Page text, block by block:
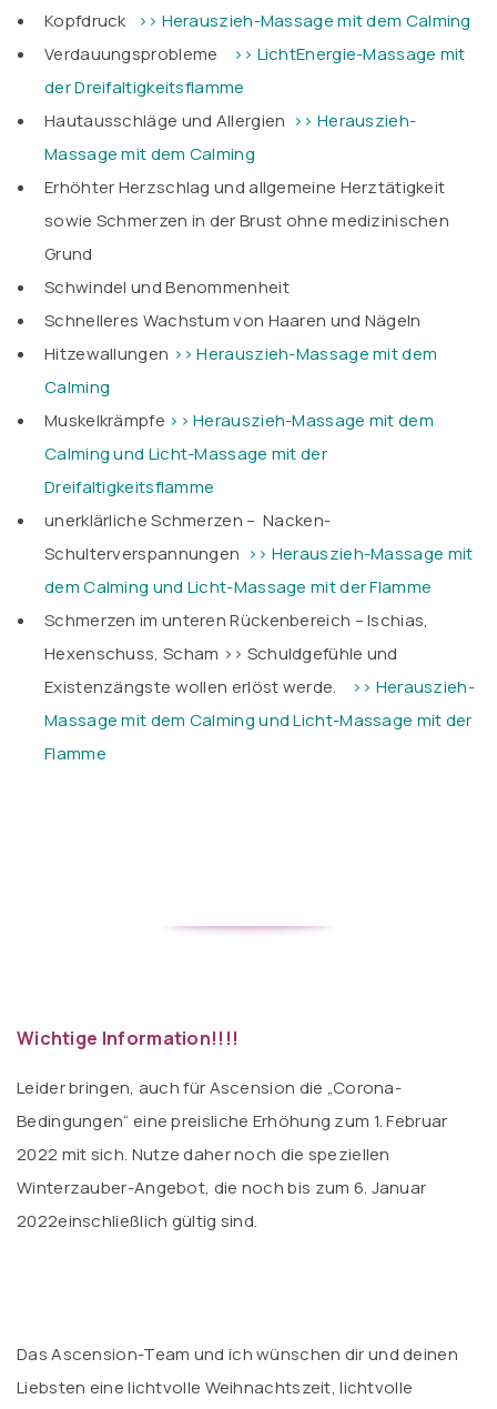
Kopfdruck
>> Herauszieh-Massage mit dem Calming
Verdauungsprobleme
>> LichtEnergie-Massage mit
der Dreifaltigkeitsflamme
Hautausschläge und Allergien >> Herauszieh-
Massage mit dem Calming
Erhöhter Herzschlag und allgemeine Herztätigkeit
sowie Schmerzen in der Brust ohne medizinischen
Grund
Schwindel und Benommenheit
Schnelleres Wachstum von Haaren und Nägeln
Hitzewallungen >> Herauszieh-Massage mit dem
Calming
Muskelkrämpfe >> Herauszieh-Massage mit dem
Calming und Licht-Massage mit der
Dreifaltigkeitsflamme
unerklärliche Schmerzen – Nacken-
Schulterverspannungen >> Herauszieh-Massage mit
dem Calming und Licht-Massage mit der Flamme
Schmerzen im unteren Rückenbereich – Ischias,
Hexenschuss, Scham >> Schuldgefühle und
Existenzängste wollen erlöst werde.
>> Herauszieh-
Massage mit dem Calming und Licht-Massage mit der
Flamme
Wichtige Information!!!!
Leider bringen, auch für Ascension die „Corona-
Bedingungen“ eine preisliche Erhöhung zum 1. Februar
2022 mit sich. Nutze daher noch die speziellen
Winterzauber-Angebot, die noch bis zum 6. Januar
2022einschließlich gültig sind.
Das Ascension-Team und ich wünschen dir und deinen
Liebsten eine lichtvolle Weihnachtszeit, lichtvolle